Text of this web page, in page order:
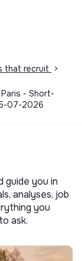
that recruit
>
- Short-
07-2026
guide you in
analyses, job
you
ask.